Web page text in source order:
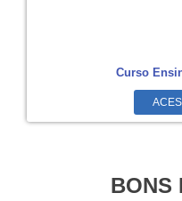
Curso
BONS